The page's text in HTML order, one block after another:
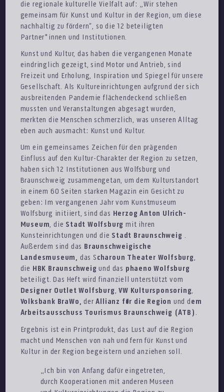
die regionale kulturelle Vielfalt auf: „Wir stehen
gemeinsam für Kunst und Kultur in der Region, um diese
nachhaltig zu fördern“, so die 12 beteiligten
Partner*innen und Institutionen.
Kunst und Kultur, das haben die vergangenen Monate
eindringlich gezeigt, sind Motor und Antrieb, sind
Freizeit und Erholung, Inspiration und Spiegel für unsere
Gesellschaft. Als Kultureinrichtungen aufgrund der sich
ausbreitenden Pandemie flächendeckend schließen
mussten und Veranstaltungen abgesagt wurden,
merkten die Menschen schmerzlich, was unseren Alltag
eben auch ausmacht: Kunst und Kultur.
Um ein gemeinsames Zeichen für den prägenden
Einfluss auf den Kultur-Charakter der Region zu setzen,
haben sich 12 Institutionen aus Wolfsburg und
Braunschweig zusammengetan, um dem Kulturstandort
in einem 60 Seiten starken Magazin ein Gesicht zu
geben: Im vergangenen Jahr vom Kunstmuseum
Wolfsburg initiiert, sind das Herzog Anton Ulrich-
Museum, die Stadt Wolfsburg mit ihren
Kunsteinrichtungen und die Stadt Braunschweig .
Außerdem sind das Braunschweigische
Landesmuseum, das Scharoun Theater Wolfsburg,
die HBK Braunschweig und das phaeno Wolfsburg
beteiligt. Das Heft wird finanziell unterstützt vom
Designer Outlet Wolfsburg,VW Kultursponsoring,
Volksbank BraWo, derAllianz für die Region und dem
Arbeitsausschuss Tourismus Braunschweig (ATB).
Ergebnis ist ein Printprodukt, das Lust auf die Region
macht und Menschen von nah und fern für Kunst und
Kultur in der Region begeistern und anziehen soll.
„Ich bin von Anfang dafür eingetreten,
durch Kooperationen mit anderen Museen